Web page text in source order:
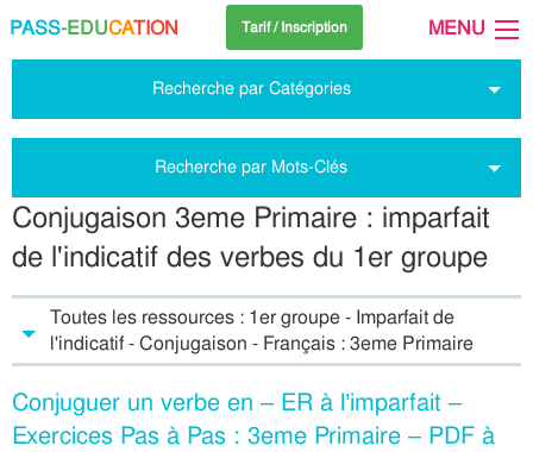
PASS-EDUCATION Tarif / Inscription MENU
Recherche par Catégories
Recherche par Mots-Clés
Conjugaison 3eme Primaire : imparfait
de l'indicatif des verbes du 1er groupe
Toutes les ressources : 1er groupe - Imparfait de
l'indicatif - Conjugaison - Français : 3eme Primaire
Conjuguer un verbe en – ER à l’imparfait –
Exercices Pas à Pas : 3eme Primaire – PDF à